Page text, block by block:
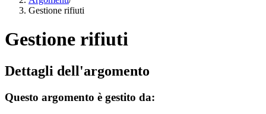
Gestione rifiuti
Gestione rifiuti
Dettagli dell'argomento
Questo argomento è gestito da: